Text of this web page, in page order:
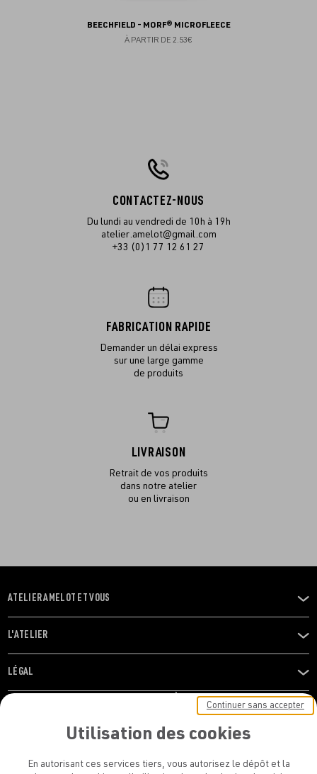
BEECHFIELD - MORF® MICROFLEECE
À PARTIR DE 2.53€
CONTACTEZ-NOUS
Du lundi au vendredi de 10h à 19h
atelier.amelot@gmail.com
+33 (0)1 77 12 61 27
FABRICATION RAPIDE
Demander un délai express
sur une large gamme
de produits
LIVRAISON
Retrait de vos produits
dans notre atelier
ou en livraison
OUVRIR
LE
MENU
ATELIER AMELOT ET VOUS
OUVRIR
LE
MENU
L'ATELIER
OUVRIR
LE
LÉGAL
RESTONS EN CONTACT ! ABONNEZ-VOUS À NOTRE
Utilisation des cookies
En autorisant ces services tiers, vous autorisez le dépôt et la
Continuer sans accepter